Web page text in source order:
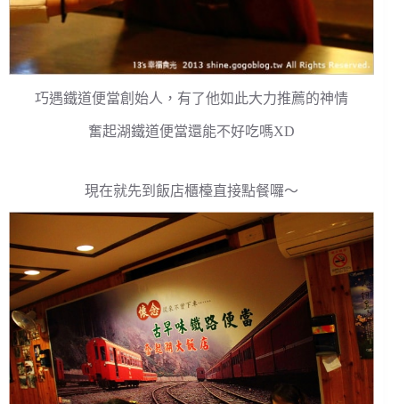
巧遇鐵道便當創始人，有了他如此大力推薦的神情
奮起湖鐵道便當還能不好吃嗎XD
現在就先到飯店櫃檯直接點餐囉～